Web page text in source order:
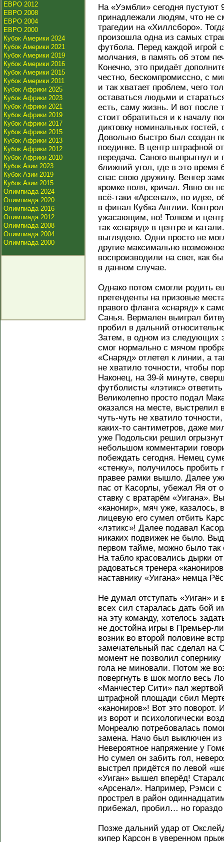
ЕВРО 2012
ЕВРО 2008
ЕВРО 2004
ЕВРО 2000
Кубок Америки 2024
Кубок Америки 2021
Кубок Америки 2019
Кубок Америки 2016
Кубок Америки 2015
Кубок Америки 2011
Кубок Африки 2025
Кубок Африки 2023
Кубок Африки 2021
Кубок Африки 2019
Кубок Африки 2017
Кубок Африки 2015
Кубок Африки 2013
Кубок Африки 2012
Кубок Африки 2010
Кубок Азии 2023
Кубок Азии 2019
Кубок Азии 2015
Олимпиада 2024
Олимпиада 2020
Олимпиада 2016
Олимпиада 2012
Олимпиада 2008
Олимпиада 2004
Олимпиада 2000
На «Уэмбли» сегодня пустуют
принадлежали людям, что не
трагедии на «Хиллсборо».
произошла одна из самых
футбола. Перед каждой игрой
молчания, в память об этом
Конечно, это придаёт
честно, бескомпромиссно, с
и так хватает проблем, чего
оставаться людьми и
есть, саму жизнь. И вот после
стоит обратиться и к началу
диктовку номинальных
Довольно быстро был создан
поединке. В центр штрафной
передача. Саного выпрыгнул и
ближний угол, где в это время
спас свою дружину. Венгер
кромке поля, кричал. Явно он
всё-таки «Арсенал», по идее,
в финал Кубка Англии.
ужасающим, но! Толком и
так «снаряд» в центре и
выглядело. Одни просто не
другие максимально
воспроизводили на свет, как
в данном случае.
Однако потом смогли родить
претенденты на призовые
правого фланга «снаряд» к
Санья. Вермален выиграл
пробил в дальний
Затем, в одном из следующих
смог нормально с мячом
«Снаряд» отлетел к линии, а
не хватило точности, чтобы
Наконец, на 39-й минуте,
футболисты «лэтикс»
Великолепно просто подал
оказался на месте,
чуть-чуть не хватило
каких-то сантиметров, даже
уже Подольски решил
небольшом комментарии
побеждать сегодня. Немец
«стенку», получилось
правее рамки вышло. Далее
пас от Касорлы, убежал Яя от
ставку с вратарём «Уигана».
«канонир», мяч уже, казалось,
лицевую его сумел отбить
«лэтикс»! Далее подавал
никаких подвижек не было.
первом тайме, можно было так
На табло красовались дырки
радоваться тренера
наставнику «Уигана» немца
Не думал отступать «Уиган»
всех сил старалась дать бой
на эту команду, хотелось
не достойна игры в Премьер-
возник во второй половине
замечательный пас сделал на
момент не позволил
гола не миновали. Потом же
повергнуть в шок могло весь
«Манчестер Сити» пал
штрафной площади сбил
«канониров»! Вот это
из ворот и психологически
Монреалю потребовалась
замена. Начо был выключен
Невероятное напряжение у
Но сумел он забить гол,
выстрел придётся по левой
«Уиган» вышел вперёд!
«Арсенал». Например, Рэмси
прострел в район
прибежал, пробил… но
Позже дальний удар от
кипер Карсон в уверенном